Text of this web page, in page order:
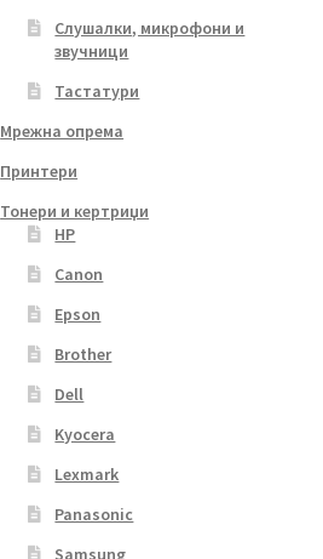
Слушалки, микрофони и
звучници
Тастатури
Мрежна опрема
Принтери
Тонери и кертриџи
HP
Canon
Epson
Brother
Dell
Kyocera
Lexmark
Panasonic
Samsung